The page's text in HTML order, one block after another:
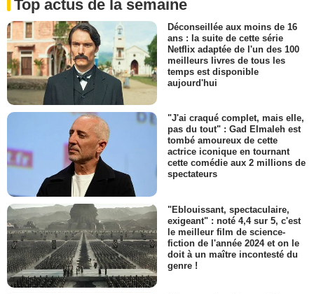
Top actus de la semaine
Déconseillée aux moins de 16
ans : la suite de cette série
Netflix adaptée de l'un des 100
meilleurs livres de tous les
temps est disponible
aujourd'hui
"J'ai craqué complet, mais elle,
pas du tout" : Gad Elmaleh est
tombé amoureux de cette
actrice iconique en tournant
cette comédie aux 2 millions de
spectateurs
"Eblouissant, spectaculaire,
exigeant" : noté 4,4 sur 5, c'est
le meilleur film de science-
fiction de l'année 2024 et on le
doit à un maître incontesté du
genre !